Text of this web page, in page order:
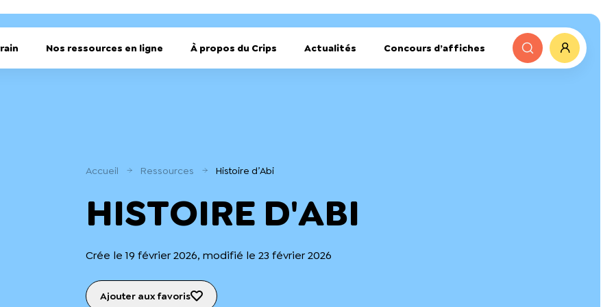
Nos ressources en ligne À propos du Crips Actualités Concours d’affiches
Accueil Ressources Histoire d’Abi
HISTOIRE D'ABI
Crée le 19 février 2026, modifié le 23 février 2026
Ajouter aux favoris